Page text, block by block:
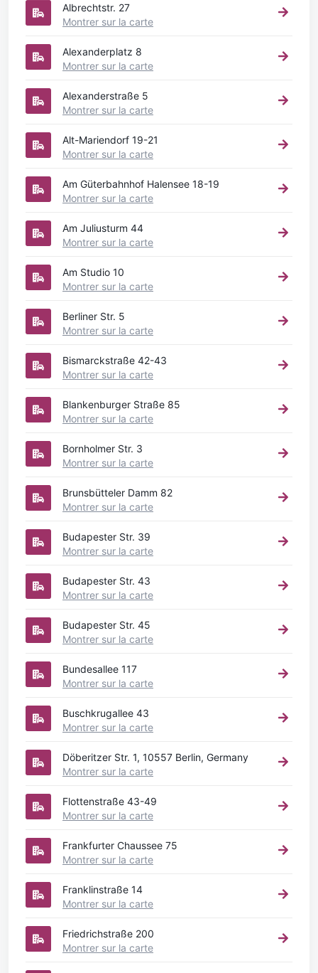
Albrechtstr. 27
Montrer sur la carte
Alexanderplatz 8
Montrer sur la carte
Alexanderstraße 5
Montrer sur la carte
Alt-Mariendorf 19-21
Montrer sur la carte
Am Güterbahnhof Halensee 18-19
Montrer sur la carte
Am Juliusturm 44
Montrer sur la carte
Am Studio 10
Montrer sur la carte
Berliner Str. 5
Montrer sur la carte
Bismarckstraße 42-43
Montrer sur la carte
Blankenburger Straße 85
Montrer sur la carte
Bornholmer Str. 3
Montrer sur la carte
Brunsbütteler Damm 82
Montrer sur la carte
Budapester Str. 39
Montrer sur la carte
Budapester Str. 43
Montrer sur la carte
Budapester Str. 45
Montrer sur la carte
Bundesallee 117
Montrer sur la carte
Buschkrugallee 43
Montrer sur la carte
Döberitzer Str. 1, 10557 Berlin, Germany
Montrer sur la carte
Flottenstraße 43-49
Montrer sur la carte
Frankfurter Chaussee 75
Montrer sur la carte
Franklinstraße 14
Montrer sur la carte
Friedrichstraße 200
Montrer sur la carte